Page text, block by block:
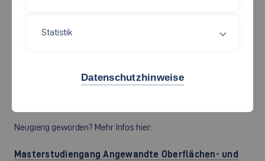
Management.
Neugierig geworden? Mehr Infos hier:
Masterstudiengang Angewandte Oberflächen- und
Statistik
Datenschutzhinweise